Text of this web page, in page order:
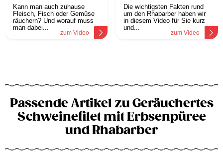
Kann man auch zuhause
Fleisch, Fisch oder Gemüse
räuchern? Und worauf muss
man dabei...
zum Video
Die wichtigsten Fakten rund
um den Rhabarber haben wir
in diesem Video für Sie kurz
und...
zum Video
Passende Artikel zu Geräuchertes
Schweinefilet mit Erbsenpüree
und Rhabarber